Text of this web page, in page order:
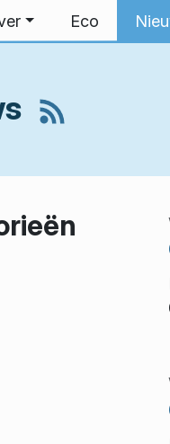
Eco